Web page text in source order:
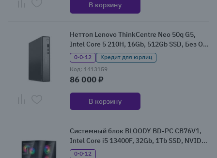
В корзину
Неттоп Lenovo ThinkCentre Neo 50q G5,
Intel Core 5 210H, 16Gb, 512Gb SSD, Без ОС
(13B9S09900)
0·0·12
Кредит для юрлиц
Код: 1413159
86 000 ₽
В корзину
Системный блок BLOODY BD-PC CB76V1,
Intel Core i5 13400F, 32Gb, 1Tb SSD, NVIDIA
GeForce RTX 5060, W11 (2153482)
0·0·12